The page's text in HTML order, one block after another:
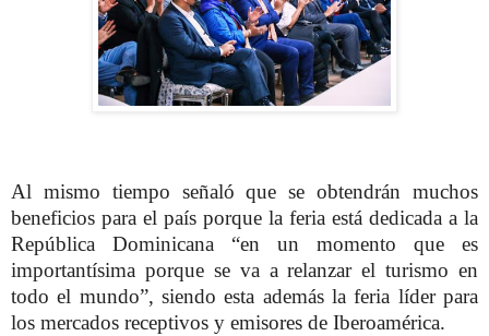
Al mismo tiempo señaló que se obtendrán muchos
beneficios para el país porque la feria está dedicada a la
República Dominicana “en un momento que es
importantísima porque se va a relanzar el turismo en
todo el mundo”, siendo esta además la feria líder para
los mercados receptivos y emisores de Iberoamérica.